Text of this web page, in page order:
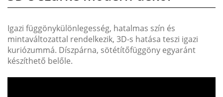
Igazi függönykülönlegesség, hatalmas szín és
mintaváltozattal rendelkezik, 3D-s hatása teszi igazi
kuriózummá. Díszpárna, sötétítőfüggöny egyaránt
készíthető belőle.